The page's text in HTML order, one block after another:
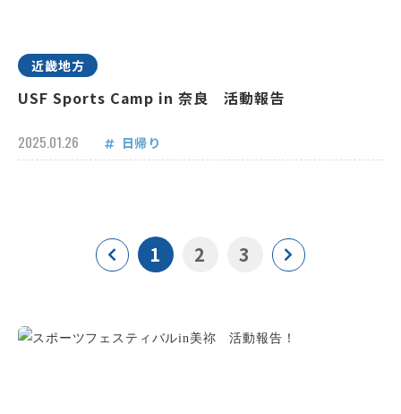
近畿地方
USF Sports Camp in 奈良 活動報告
2025.01.26 日帰り
1 2 3